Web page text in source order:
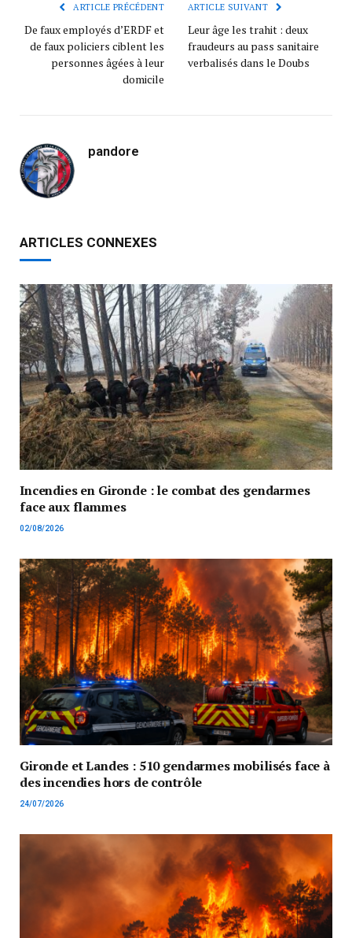
ARTICLE PRÉCÉDENT
De faux employés d’ERDF et
de faux policiers ciblent les
personnes âgées à leur
domicile
ARTICLE SUIVANT
Leur âge les trahit : deux
fraudeurs au pass sanitaire
verbalisés dans le Doubs
pandore
ARTICLES CONNEXES
Incendies en Gironde : le combat des gendarmes
face aux flammes
02/08/2026
Gironde et Landes : 510 gendarmes mobilisés face à
des incendies hors de contrôle
24/07/2026